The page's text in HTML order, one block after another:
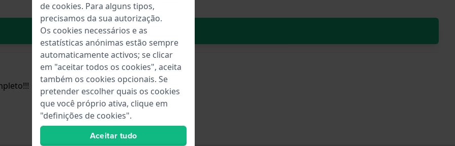
No carrinho
de cookies. Para alguns tipos,
precisamos da sua autorização.
Os cookies necessários e as
estatísticas anónimas estão sempre
automaticamente activos; se clicar
em "aceitar todos os cookies", aceita
também os cookies opcionais. Se
pretender escolher quais os cookies
que você próprio ativa, clique em
"definições de cookies".
Aceitar tudo